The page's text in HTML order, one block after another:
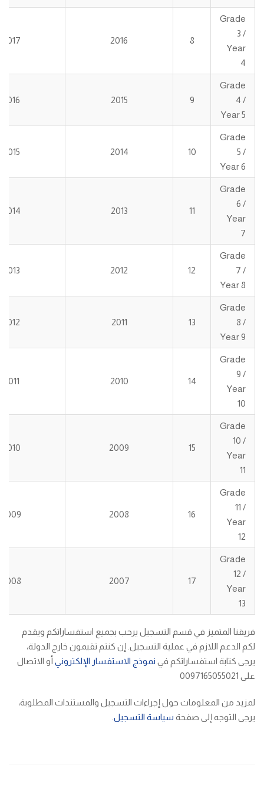
Grade
3 /
Year
4
8
2016
2017
Grade
4 /
Year 5
9
2015
2016
Grade
5 /
Year 6
10
2014
2015
Grade
6 /
Year
7
11
2013
2014
Grade
7 /
Year 8
12
2012
2013
Grade
8 /
Year 9
13
2011
2012
Grade
9 /
Year
10
14
2010
2011
Grade
10 /
Year
11
15
2009
2010
Grade
11 /
Year
12
16
2008
2009
Grade
12 /
Year
13
17
2007
2008
فريقنا المتميز في قسم التسجيل يرحب بجميع استفساراتكم ويقدم
لكم الدعم اللازم في عملية التسجيل. إن كنتم تقيمون خارج الدولة،
يرجى كتابة استفساراتكم في نموذج الاستفسار الإلكتروني أو الاتصال
على 0097165055021
لمزيد من المعلومات حول إجراءات التسجيل والمستندات المطلوبة،
يرجى التوجه إلى صفحة سياسة التسجيل